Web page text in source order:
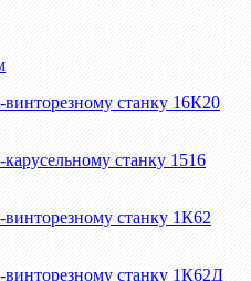
винторезному станку 16К20
станку 1516
винторезному станку 1К62
винторезному станку 1К62Д